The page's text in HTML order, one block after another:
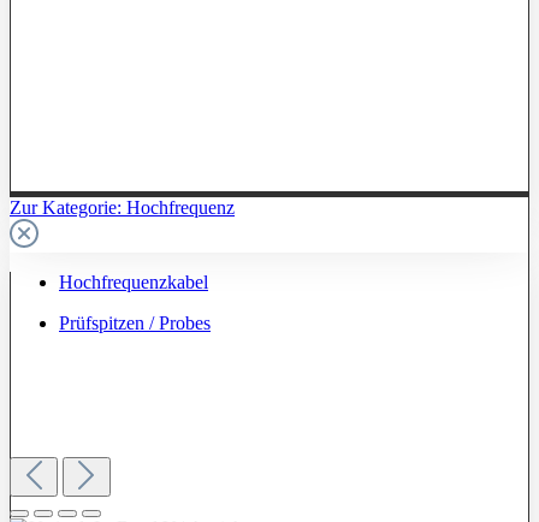
Zur Kategorie: Hochfrequenz
Hochfrequenzkabel
Prüfspitzen / Probes